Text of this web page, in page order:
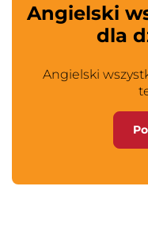
Angielski
dla
Angielski